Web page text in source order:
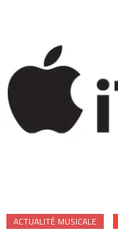
ACTUALITÉ MUSICALE